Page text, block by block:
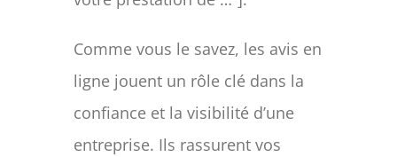
Comme vous le savez, les avis en
ligne jouent un rôle clé dans la
confiance et la visibilité d’une
entreprise. Ils rassurent vos